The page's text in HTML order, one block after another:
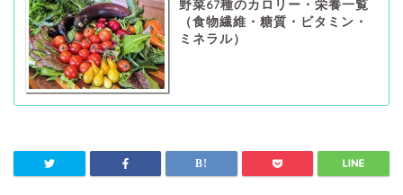
野菜67種のカロリー・栄養一覧
（食物繊維・糖質・ビタミン・
ミネラル）